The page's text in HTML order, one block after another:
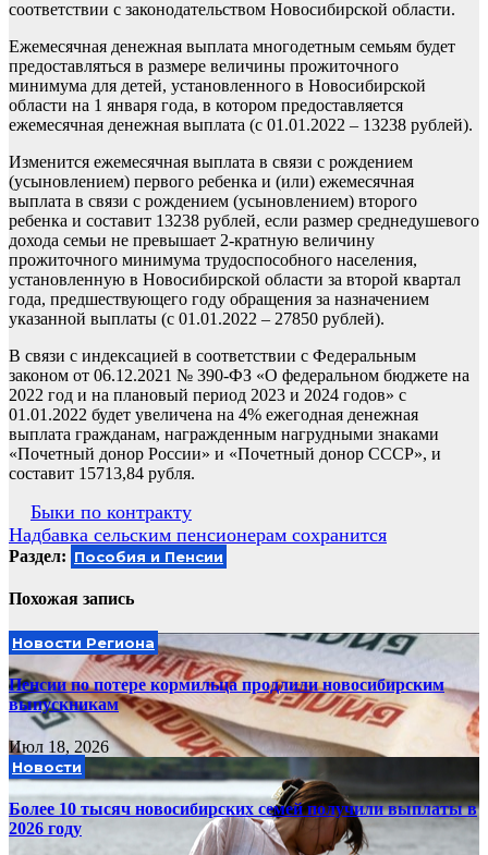
соответствии с законодательством Новосибирской области.
Ежемесячная денежная выплата многодетным семьям будет
предоставляться в размере величины прожиточного
минимума для детей, установленного в Новосибирской
области на 1 января года, в котором предоставляется
ежемесячная денежная выплата (с 01.01.2022 – 13238 рублей).
Изменится ежемесячная выплата в связи с рождением
(усыновлением) первого ребенка и (или) ежемесячная
выплата в связи с рождением (усыновлением) второго
ребенка и составит 13238 рублей, если размер среднедушевого
дохода семьи не превышает 2-кратную величину
прожиточного минимума трудоспособного населения,
установленную в Новосибирской области за второй квартал
года, предшествующего году обращения за назначением
указанной выплаты (с 01.01.2022 – 27850 рублей).
В связи с индексацией в соответствии с Федеральным
законом от 06.12.2021 № 390-ФЗ «О федеральном бюджете на
2022 год и на плановый период 2023 и 2024 годов» с
01.01.2022 будет увеличена на 4% ежегодная денежная
выплата гражданам, награжденным нагрудными знаками
«Почетный донор России» и «Почетный донор СССР», и
составит 15713,84 рубля.
Навигация
по
записям
Быки по контракту
Надбавка сельским пенсионерам сохранится
Раздел: Пособия и Пенсии
Похожая запись
Новости Региона
Пенсии по потере кормильца продлили новосибирским
выпускникам
Июл 18, 2026
Новости
Более 10 тысяч новосибирских семей получили выплаты в
2026 году